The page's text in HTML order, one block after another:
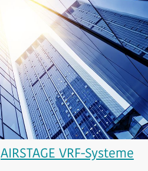
AIRSTAGE VRF-Systeme